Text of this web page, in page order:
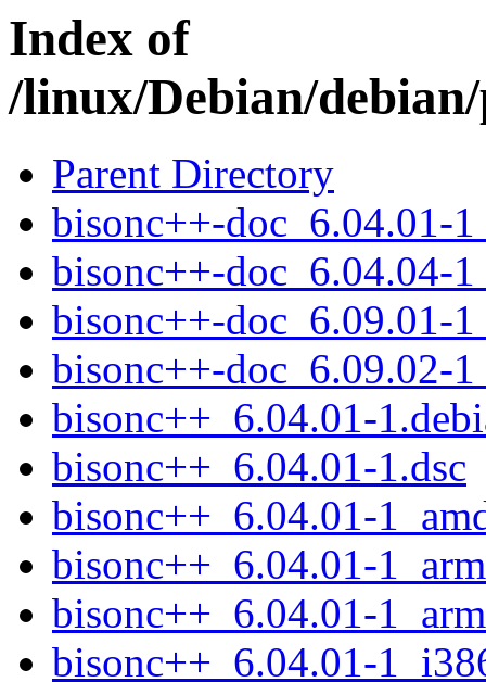
Index of
/linux/Debian/
Parent Directory
bisonc++-doc_6.04.01-
bisonc++-doc_6.04.04-
bisonc++-doc_6.09.01-
bisonc++-doc_6.09.02-
bisonc++_6.04.01-
bisonc++_6.04.01-1.dsc
bisonc++_6.04.01-
bisonc++_6.04.01-
bisonc++_6.04.01-
bisonc++_6.04.01-